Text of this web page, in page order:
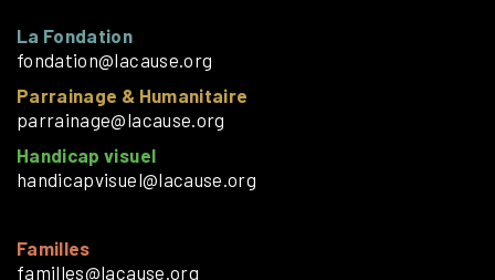
La Fondation
fondation@lacause.org
Parrainage & Humanitaire
parrainage@lacause.org
Handicap visuel
handicapvisuel@lacause.org
Familles
familles@lacause.org